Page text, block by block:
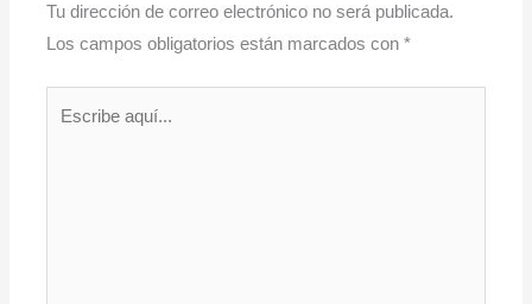
Tu dirección de correo electrónico no será publicada.
Los campos obligatorios están marcados con*